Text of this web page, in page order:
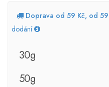
Doprava od 59 Kč, od
dodání
30g
50g